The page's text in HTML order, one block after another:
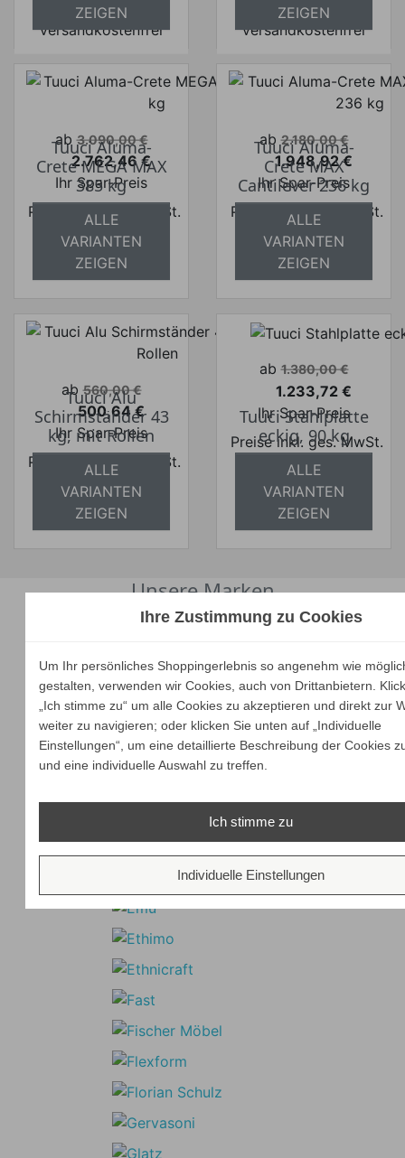
absolut
versandkostenfrei
ZEIGEN
absolut
versandkostenfrei
ZEIGEN
Verkaufspreis
ab 3.090,00 €
Preis
2.762,46 €
Ihr Spar-Preis
Preise inkl. ges. MwSt.
absolut
versandkostenfrei
Tuuci Aluma-
Crete MEGA MAX
385 kg
ALLE
VARIANTEN
ZEIGEN
Verkaufspreis
ab 2.180,00 €
Preis
1.948,92 €
Ihr Spar-Preis
Preise inkl. ges. MwSt.
absolut
versandkostenfrei
Tuuci Aluma-
Crete MAX
Cantilever 236 kg
ALLE
VARIANTEN
ZEIGEN
Verkaufspreis
ab 560,00 €
Preis
500,64 €
Ihr Spar-Preis
Preise inkl. ges. MwSt.
absolut
versandkostenfrei
Tuuci Alu
Schirmständer 43
kg, mit Rollen
ALLE
VARIANTEN
ZEIGEN
Verkaufspreis
ab 1.380,00 €
Preis
1.233,72 €
Ihr Spar-Preis
Preise inkl. ges. MwSt.
absolut
versandkostenfrei
Tuuci Stahlplatte
eckig, 90 kg
ALLE
VARIANTEN
ZEIGEN
Unsere Marken
Ihre Zustimmung zu Cookies
Um Ihr persönliches Shoppingerlebnis so angenehm wie
gestalten, verwenden wir Cookies, auch von Drittanbietern.
„Ich stimme zu“ um alle Cookies zu akzeptieren und direkt zur
weiter zu navigieren; oder klicken Sie unten auf „Individuelle
Einstellungen“, um eine detaillierte Beschreibung der Cookies
und eine individuelle Auswahl zu treffen.
Ich stimme zu
Individuelle Einstellungen